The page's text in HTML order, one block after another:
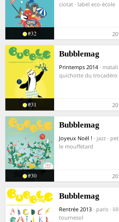
ciotat · label eco-école
#32
Bubblemag
Printemps 2014 ·
quichotte du trocadéro
#31
Bubblemag
Joyeux Noël ! · jazz ·
le mouffetard
#30
Bubblemag
Rentrée 2013 · paris ·
tournesol